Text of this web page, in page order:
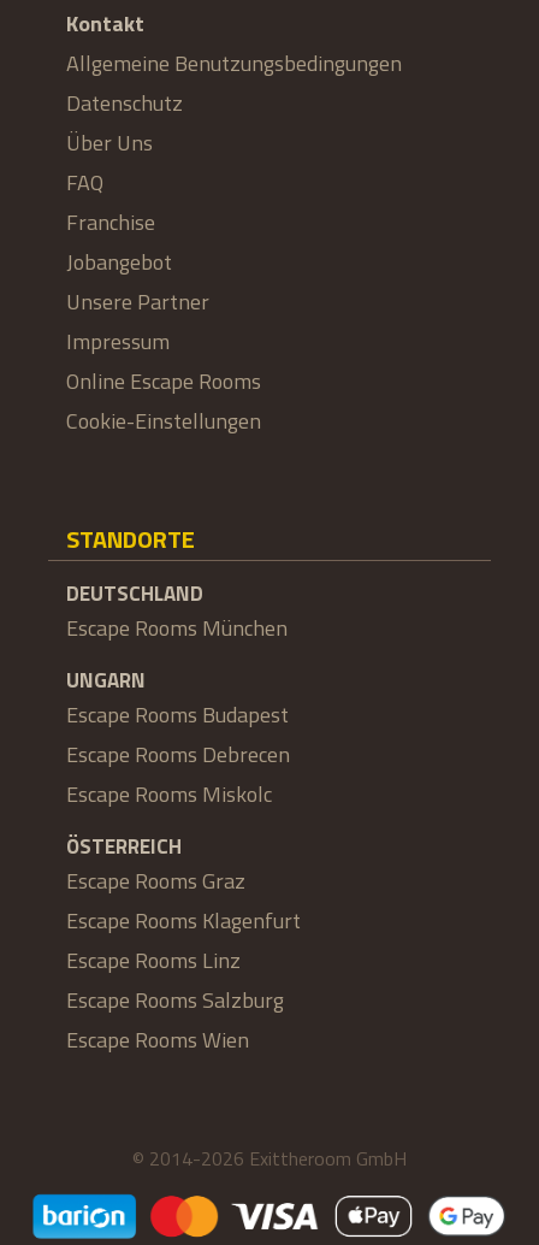
Kontakt
Allgemeine Benutzungsbedingungen
Datenschutz
Über Uns
FAQ
Franchise
Jobangebot
Unsere Partner
Impressum
Online Escape Rooms
Cookie-Einstellungen
STANDORTE
DEUTSCHLAND
Escape Rooms München
UNGARN
Escape Rooms Budapest
Escape Rooms Debrecen
Escape Rooms Miskolc
ÖSTERREICH
Escape Rooms Graz
Escape Rooms Klagenfurt
Escape Rooms Linz
Escape Rooms Salzburg
Escape Rooms Wien
© 2014-2026 Exittheroom GmbH